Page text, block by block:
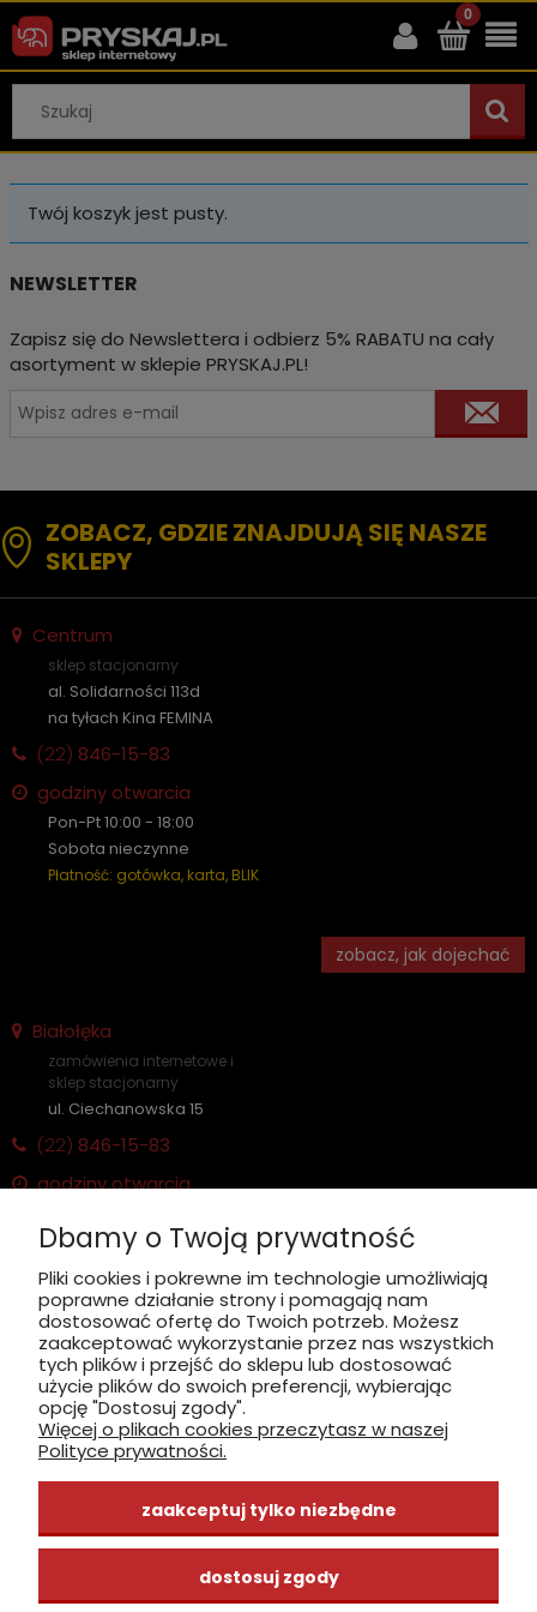
Twój koszyk jest pusty.
NEWSLETTER
Zapisz się do Newslettera i odbierz 5% RABATU na cały
asortyment w sklepie PRYSKAJ.PL!
ZOBACZ, GDZIE ZNAJDUJĄ SIĘ NASZE
SKLEPY
Centrum
sklep stacjonarny
al. Solidarności 113d
na tyłach Kina FEMINA
(22) 846-15-83
godziny otwarcia
Pon-Pt 10:00 - 18:00
Sobota nieczynne
Płatność: gotówka, karta, BLIK
zobacz, jak dojechać
Białołęka
zamówienia internetowe i
sklep stacjonarny
ul. Ciechanowska 15
(22) 846-15-83
godziny otwarcia
Sobota nieczynne
zobacz, jak dojechać
ZAKUPY
CENTRUM WIEDZY
Dbamy o Twoją prywatność
Pliki cookies i pokrewne im technologie umożliwiają
poprawne działanie strony i pomagają nam
dostosować ofertę do Twoich potrzeb. Możesz
zaakceptować wykorzystanie przez nas wszystkich
tych plików i przejść do sklepu lub dostosować
użycie plików do swoich preferencji, wybierając
opcję "Dostosuj zgody".
Więcej o plikach cookies przeczytasz w naszej
Polityce prywatności.
zaakceptuj tylko niezbędne
dostosuj zgody